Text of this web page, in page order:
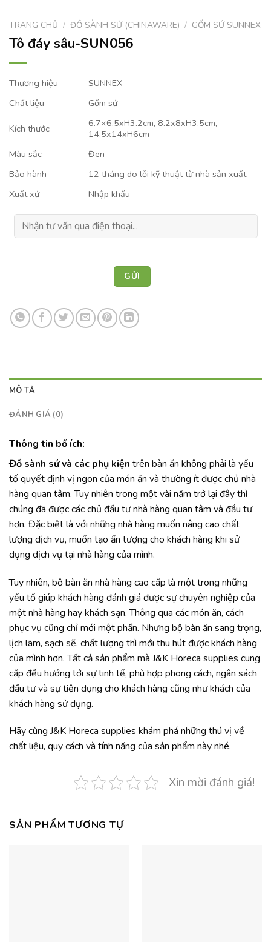
TRANG CHỦ / ĐỒ SÀNH SỨ (CHINAWARE) / GỐM SỨ SUNNEX
Tô đáy sâu-SUN056
Thương hiệu
SUNNEX
Chất liệu
Gốm sứ
Kích thước
6.7×6.5xH3.2cm, 8.2x8xH3.5cm,
14.5x14xH6cm
Màu sắc
Đen
Bảo hành
12 tháng do lỗi kỹ thuật từ nhà sản xuất
Xuất xứ
Nhập khẩu
MÔ TẢ
ĐÁNH GIÁ (0)
Thông tin bổ ích:
Đồ sành sứ và các phụ kiện trên bàn ăn không phải là yếu
tố quyết định vị ngon của món ăn và thường ít được chủ nhà
hàng quan tâm. Tuy nhiên trong một vài năm trở lại đây thì
chúng đã được các chủ đầu tư nhà hàng quan tâm và đầu tư
hơn. Đặc biệt là với những nhà hàng muốn nâng cao chất
lượng dịch vụ, muốn tạo ấn tượng cho khách hàng khi sử
dụng dịch vụ tại nhà hàng của mình.
Tuy nhiên, bộ bàn ăn nhà hàng cao cấp là một trong những
yếu tố giúp khách hàng đánh giá được sự chuyên nghiệp của
một nhà hàng hay khách sạn. Thông qua các món ăn, cách
phục vụ cũng chỉ mới một phần. Nhưng bộ bàn ăn sang trọng,
lịch lãm, sạch sẽ, chất lượng thì mới thu hút được khách hàng
của mình hơn. Tất cả sản phẩm mà J&K Horeca supplies cung
cấp đều hướng tới sự tinh tế, phù hợp phong cách, ngân sách
đầu tư và sự tiện dụng cho khách hàng cũng như khách của
khách hàng sử dụng.
Hãy cùng J&K Horeca supplies khám phá những thú vị về
chất liệu, quy cách và tính năng của sản phẩm này nhé.
Xin mời đánh giá!
SẢN PHẨM TƯƠNG TỰ